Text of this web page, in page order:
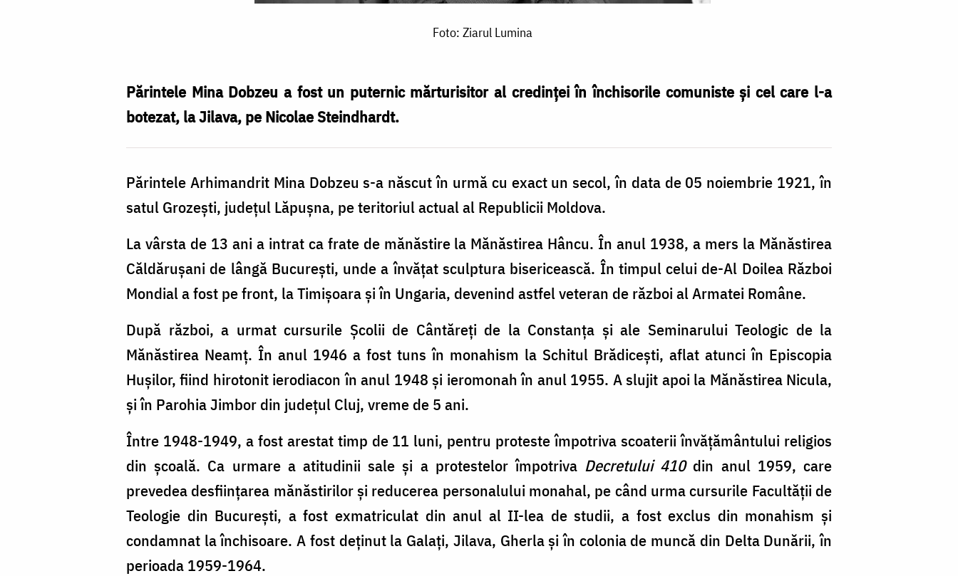
Foto: Ziarul Lumina
Părintele Mina Dobzeu a fost un puternic mărturisitor al credinței în închisorile comuniste și cel care l-a
botezat, la Jilava, pe Nicolae Steindhardt.
Părintele Arhimandrit Mina Dobzeu s-a născut în urmă cu exact un secol, în data de 05 noiembrie 1921, în
satul Grozeşti, judeţul Lăpuşna, pe teritoriul actual al Republicii Moldova.
La vârsta de 13 ani a intrat ca frate de mănăstire la Mănăstirea Hâncu. În anul 1938, a mers la Mănăstirea
Căldărușani de lângă Bucureşti, unde a învăţat sculptura bisericească. În timpul celui de-Al Doilea Război
Mondial a fost pe front, la Timișoara şi în Ungaria, devenind astfel veteran de război al Armatei Române.
După război, a urmat cursurile Şcolii de Cântăreți de la Constanța şi ale Seminarului Teologic de la
Mănăstirea Neamț. În anul 1946 a fost tuns în monahism la Schitul Brădicești, aflat atunci în Episcopia
Huşilor, fiind hirotonit ierodiacon în anul 1948 şi ieromonah în anul 1955. A slujit apoi la Mănăstirea Nicula,
şi în Parohia Jimbor din judeţul Cluj, vreme de 5 ani.
Între 1948-1949, a fost arestat timp de 11 luni, pentru proteste împotriva scoaterii învățământului religios
din școală. Ca urmare a atitudinii sale şi a protestelor împotriva Decretului 410din anul 1959, care
prevedea desființarea mănăstirilor şi reducerea personalului monahal, pe când urma cursurile Facultăţii de
Teologie din Bucureşti, a fost exmatriculat din anul al II-lea de studii, a fost exclus din monahism și
condamnat la închisoare. A fost deţinut la Galați, Jilava, Gherla și în colonia de muncă din Delta Dunării, în
perioada 1959-1964.